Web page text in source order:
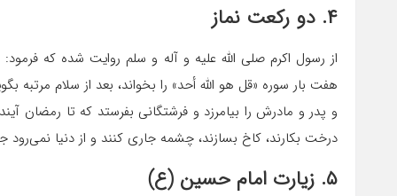
۴. دو رکعت نماز
از رسول اکرم صلی الله علیه و آله و سلم روایت شده که
هفت بار سوره «قل هو اللّه أحد» را بخواند، بعد از سلام مرتبه
و پدر و مادرش را بیامرزد و فرشتگانی بفرستد که تا رمضان
درخت بکارند، کاخ بسازند، چشمه جاری کنند و از دنیا نمی‌رود
۵. زیارت امام حسین (ع)